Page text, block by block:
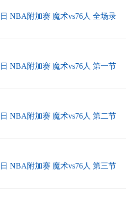
NBA附加赛 魔术vs76人 全场录
NBA附加赛 魔术vs76人 第一节
NBA附加赛 魔术vs76人 第二节
NBA附加赛 魔术vs76人 第三节